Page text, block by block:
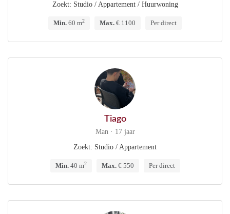
Zoekt: Studio / Appartement / Huurwoning
Min. 60 m2 Max. € 1100 Per direct
Tiago
Man · 17 jaar
Zoekt: Studio / Appartement
Min.40 m2 Max.€ 550 Per direct